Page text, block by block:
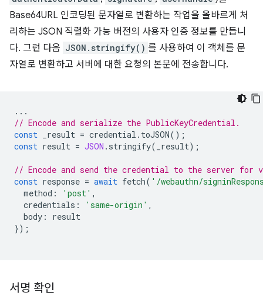
Base64URL 인코딩된 문자열로 변환하는 작업을 올바르게 처
리하는 JSON 직렬화 가능 버전의 사용자 인증 정보를 만듭니
다. 그런 다음 JSON.stringify() 를 사용하여 이 객체를 문
자열로 변환하고 서버에 대한 요청의 본문에 전송합니다.
...
// Encode and serialize the PublicKeyCredential.
const
_result = credential . toJSON();
const result = JSON . stringify( _result);
// Encode and send the credential to the server
const response = await fetch( '/webauthn/
method : 'post' ,
credentials : 'same-origin' ,
body :
result
});
서명 확인